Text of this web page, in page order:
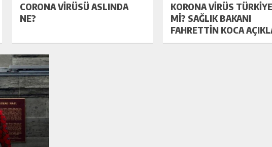
CORONA VIRÜSÜ ASLINDA
NE?
KORONA VIRÜS
MI? SAĞLIK BAKANI
FAHRETTIN KOCA